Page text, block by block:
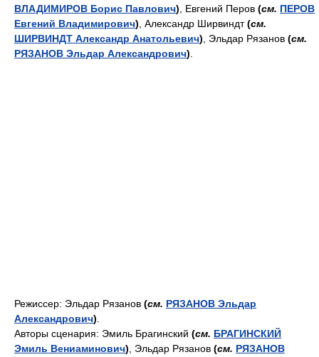
ВЛАДИМИРОВ Борис Павлович) , Евгений Перов (см. ПЕРОВ
Евгений Владимирович) , Александр Ширвиндт(см.
ШИРВИНДТ Александр Анатольевич) , Эльдар Рязанов (см.
РЯЗАНОВ Эльдар Александрович)
Режиссер: Эльдар Рязанов (см. РЯЗАНОВ Эльдар
Александрович)
Авторы сценария: Эмиль Брагинский (см. БРАГИНСКИЙ
Эмиль Вениаминович) , Эльдар Рязанов (см. РЯЗАНОВ